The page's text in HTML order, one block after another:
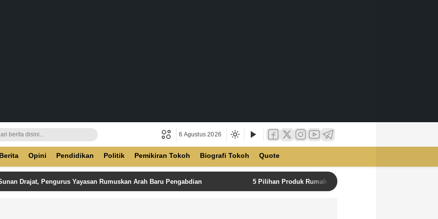
6 Agustus 2026
Berita Opini Pendidikan Politik Pemikiran Tokoh Biografi Tokoh Quote
Drajat, Pengurus Yayasan Rumuskan Arah Baru Pengabdian 5 Pilihan Produk Rumah Tangga Terbaik di Unilever Store